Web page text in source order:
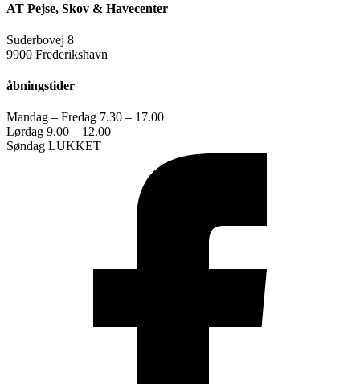
AT Pejse, Skov & Havecenter
Suderbovej 8
9900 Frederikshavn
åbningstider
Mandag – Fredag 7.30 – 17.00
Lørdag 9.00 – 12.00
Søndag LUKKET